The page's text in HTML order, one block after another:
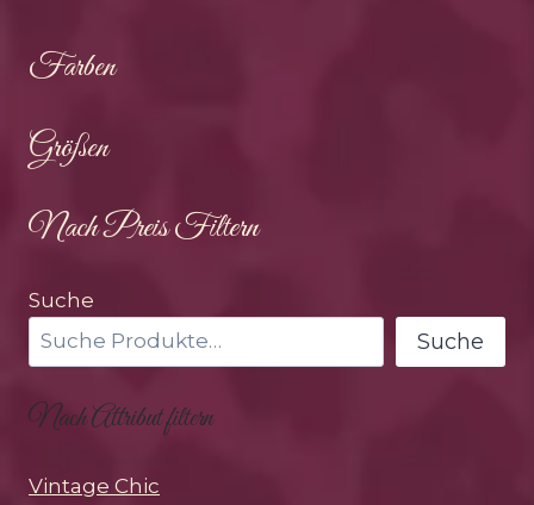
Farben
Größen
Nach Preis Filtern
Suche
Suche
Nach Attribut filtern
Vintage Chic